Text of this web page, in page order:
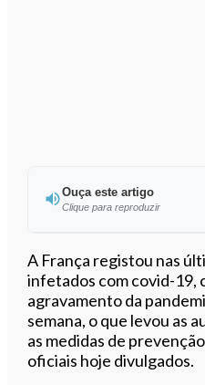
Ouça este artigo
Clique para reproduzir
Ouvir
A França registou nas
infetados com covid-19,
agravamento da
semana, o que levou as
as medidas de
oficiais hoje divulgados.